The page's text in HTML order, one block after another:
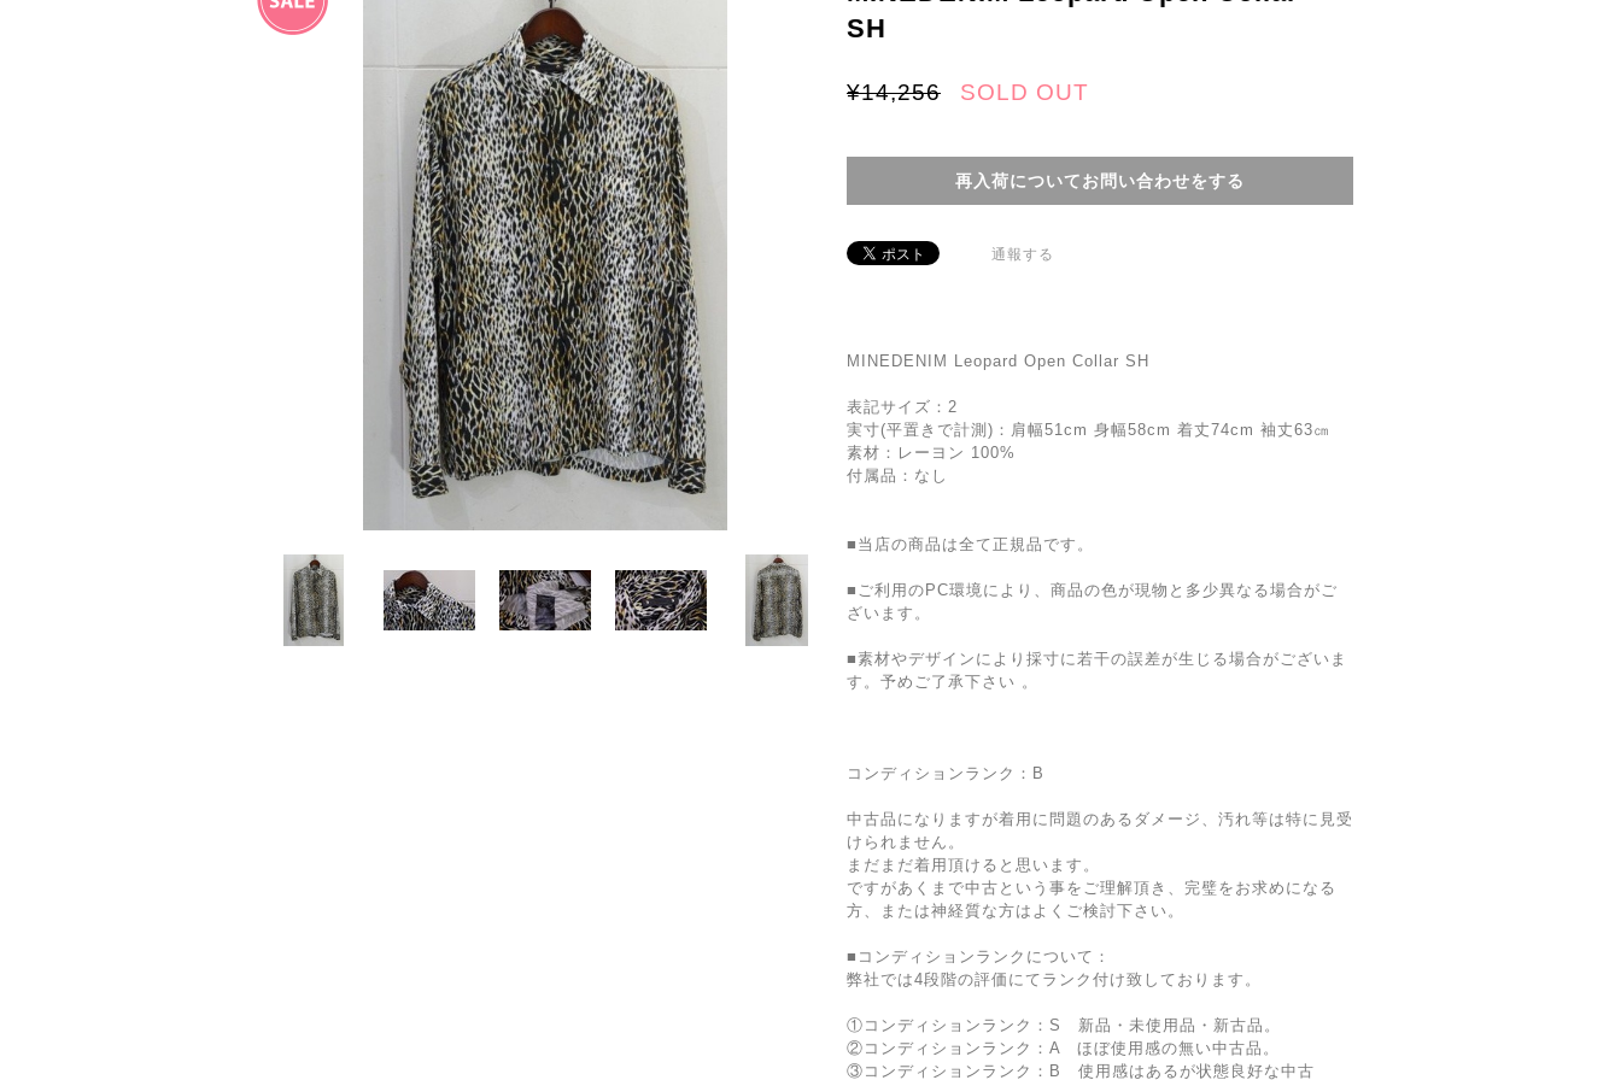
SH
¥14,256 SOLD OUT
再入荷についてお問い合わせをする
通報する
MINEDENIM Leopard Open Collar SH
表記サイズ：2
実寸(平置きで計測)：肩幅51cm 身幅58cm 着丈74cm 袖丈63㎝
素材：レーヨン 100%
付属品：なし
■当店の商品は全て正規品です。
■ご利用のPC環境により、商品の色が現物と多少異なる場合がご
ざいます。
■素材やデザインにより採寸に若干の誤差が生じる場合がございま
す。予めご了承下さい 。
コンディションランク：B
中古品になりますが着用に問題のあるダメージ、汚れ等は特に見受
けられません。
まだまだ着用頂けると思います。
ですがあくまで中古という事をご理解頂き、完璧をお求めになる
方、または神経質な方はよくご検討下さい。
■コンディションランクについて：
弊社では4段階の評価にてランク付け致しております。
①コンディションランク：S 新品・未使用品・新古品。
②コンディションランク：A ほぼ使用感の無い中古品。
③コンディションランク：B 使用感はあるが状態良好な中古